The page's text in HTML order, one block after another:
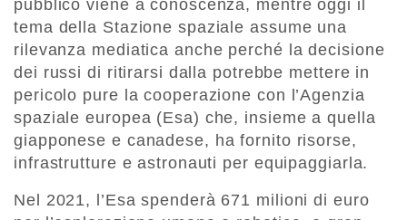
pubblico viene a conoscenza, mentre oggi il
tema della Stazione spaziale assume una
rilevanza mediatica anche perché la decisione
dei russi di ritirarsi dalla potrebbe mettere in
pericolo pure la cooperazione con l’Agenzia
spaziale europea (Esa) che, insieme a quella
giapponese e canadese, ha fornito risorse,
infrastrutture e astronauti per equipaggiarla.
Nel 2021, l’Esa spenderà 671 milioni di euro